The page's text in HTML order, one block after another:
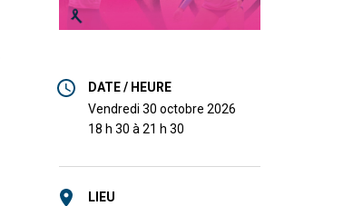
DATE / HEURE
vendredi 30 octobre 2026
18 h 30 à 21 h 30
LIEU